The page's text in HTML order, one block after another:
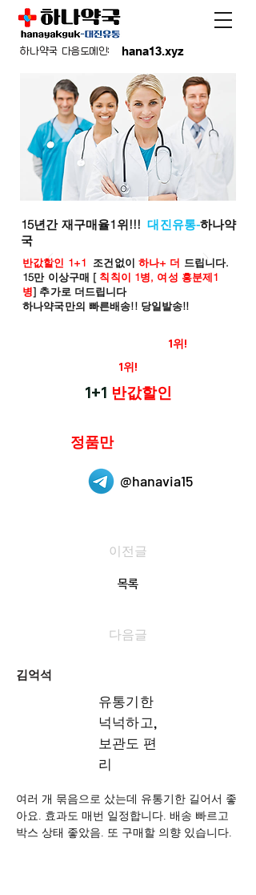
hana13.xyz
하나약국 다음도메인:
15년간 재구매율1위!!!대진유통-하나약
국
반값할인 1+1 조건없이 하나+ 더 드립니다.
15만 이상구매 [ 칙칙이 1병, 여성 흥분제1
병] 추가로 더드립니다
하나약국만의 빠른배송!! 당일발송!!
1위!
1위!
1+1 반값할인
정품만
@hanavia15
이전글
목록
다음글
김억석
유통기한
넉넉하고,
보관도 편
리
여러 개 묶음으로 샀는데 유통기한 길어서 좋
아요. 효과도 매번 일정합니다. 배송 빠르고
박스 상태 좋았음. 또 구매할 의향 있습니다.